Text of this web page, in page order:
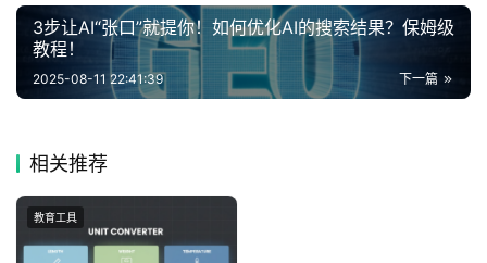
3步让AI“张口”就提你！如何优化AI的搜索结果？保姆级
教程！
下一篇
2025-08-11 22:41:39
相关推荐
教育工具